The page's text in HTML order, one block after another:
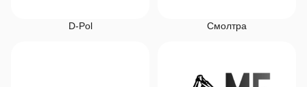
D-Pol Смолтра